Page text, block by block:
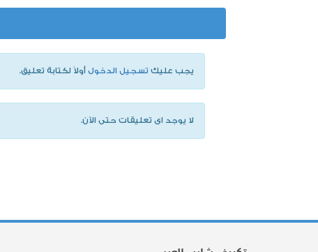
يجب عليك تسجيل الدخول أولاً لكتابة تعليق.
لا يوجد اى تعليقات حتى الآن.